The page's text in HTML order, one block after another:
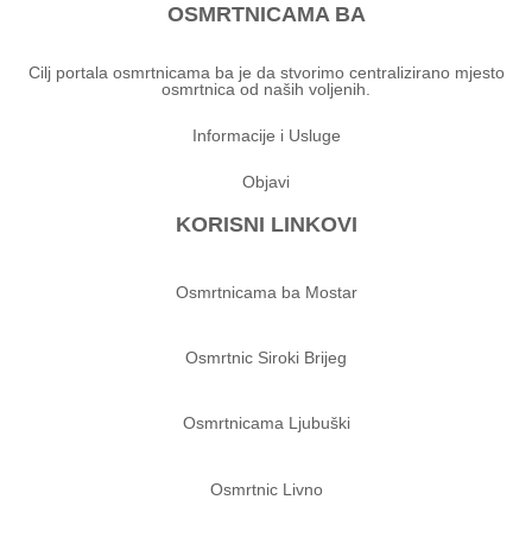
OSMRTNICAMA BA
Cilj portala osmrtnicama ba je da stvorimo centralizirano mjesto
osmrtnica od naših voljenih.
Informacije i Usluge
Objavi
KORISNI LINKOVI
Osmrtnicama ba Mostar
Osmrtnic Siroki Brijeg
Osmrtnicama Ljubuški
Osmrtnic Livno